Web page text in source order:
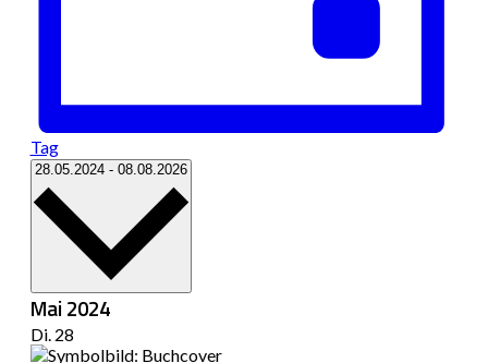
Tag
28.05.2024 - 08.08.2026 Datum
Mai 2024
Di. 28